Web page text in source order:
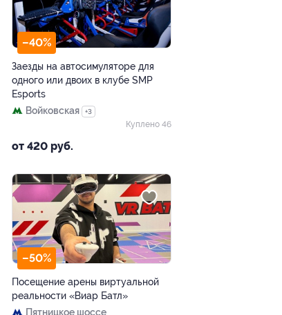
–40%
Заезды на автосимуляторе для
одного или двоих в клубе SMP
Esports
Войковская
+3
от 420 руб.
Куплено 46
–50%
Посещение арены виртуальной
реальности «Виар Батл»
Пятницкое шоссе